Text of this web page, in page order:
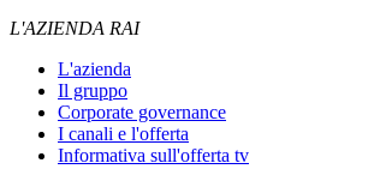
L'AZIENDA RAI
L'azienda
Il gruppo
Corporate governance
I canali e l'offerta
Informativa sull'offerta tv